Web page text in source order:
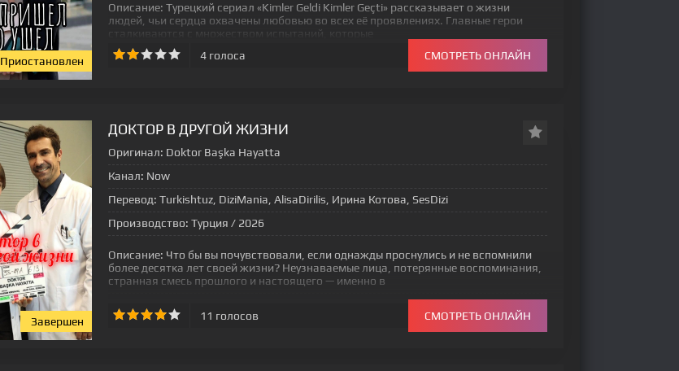
Приостановлен
Описание: Турецкий сериал «Kimler Geldi Kimler Geçti» рассказывает о жизни
людей, чьи сердца охвачены любовью во всех её проявлениях. Главные герои
сталкиваются с множеством испытаний, которые
4 голоса СМОТРЕТЬ ОНЛАЙН
Завершен
ДОКТОР В ДРУГОЙ ЖИЗНИ
Оригинал: Doktor Başka Hayatta
Канал: Now
Перевод: Turkishtuz, DiziMania, AlisaDirilis, Ирина Котова, SesDizi
Производство: Турция / 2026
Описание: Что бы вы почувствовали, если однажды проснулись и не вспомнили
более десятка лет своей жизни? Неузнаваемые лица, потерянные воспоминания,
странная смесь прошлого и настоящего — именно в
11 голосов СМОТРЕТЬ ОНЛАЙН